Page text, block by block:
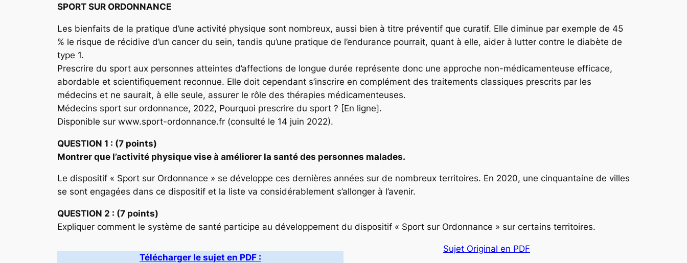
SPORT SUR ORDONNANCE
Les bienfaits de la pratique d’une activité physique sont nombreux, aussi bien à titre préventif que curatif. Elle diminue par exemple de 45
% le risque de récidive d’un cancer du sein, tandis qu’une pratique de l’endurance pourrait, quant à elle, aider à lutter contre le diabète de
type 1.
Prescrire du sport aux personnes atteintes d’affections de longue durée représente donc une approche non-médicamenteuse efficace,
abordable et scientifiquement reconnue. Elle doit cependant s’inscrire en complément des traitements classiques prescrits par les
médecins et ne saurait, à elle seule, assurer le rôle des thérapies médicamenteuses.
Médecins sport sur ordonnance, 2022, Pourquoi prescrire du sport ? [En ligne].
Disponible sur www.sport-ordonnance.fr (consulté le 14 juin 2022).
QUESTION 1 : (7 points)
Montrer que l’activité physique vise à améliorer la santé des personnes malades.
Le dispositif « Sport sur Ordonnance » se développe ces dernières années sur de nombreux territoires. En 2020, une cinquantaine de villes
se sont engagées dans ce dispositif et la liste va considérablement s’allonger à l’avenir.
QUESTION 2 : (7 points)
Expliquer comment le système de santé participe au développement du dispositif « Sport sur Ordonnance » sur certains territoires.
Télécharger le sujet en PDF :
Sujet Original en PDF